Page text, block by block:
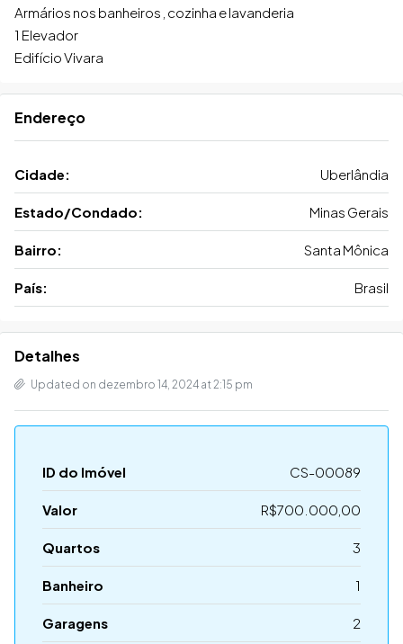
Armários nos banheiros , cozinha e lavanderia
1 Elevador
Edifício Vivara
Endereço
Cidade: Uberlândia
Estado/Condado: Minas Gerais
Bairro: Santa Mônica
País: Brasil
Detalhes
Updated on dezembro 14, 2024 at 2:15 pm
ID do Imóvel CS-00089
Valor R$700.000,00
Quartos 3
Banheiro 1
Garagens 2